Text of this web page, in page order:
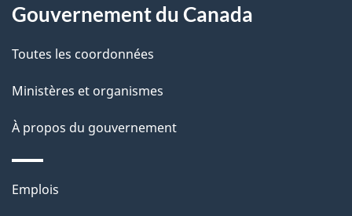
a
g
e
Gouvernement du Canada
Toutes les coordonnées
Ministères et organismes
À propos du gouvernement
Thèmes
Emplois